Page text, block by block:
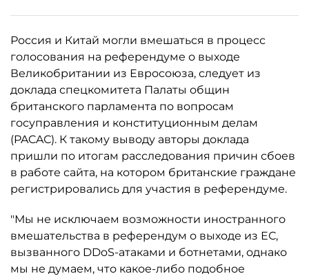
Россия и Китай могли вмешаться в процесс
голосования на референдуме о выходе
Великобритании из Евросоюза, следует из
доклада спецкомитета Палаты общин
британского парламента по вопросам
госуправления и конституционным делам
(PACAС). К такому выводу авторы доклада
пришли по итогам расследования причин сбоев
в работе сайта, на котором британские граждане
регистрировались для участия в референдуме.
"Мы не исключаем возможности иностранного
вмешательства в референдум о выходе из ЕС,
вызванного DDoS-атаками и ботнетами, однако
мы не думаем, что какое-либо подобное